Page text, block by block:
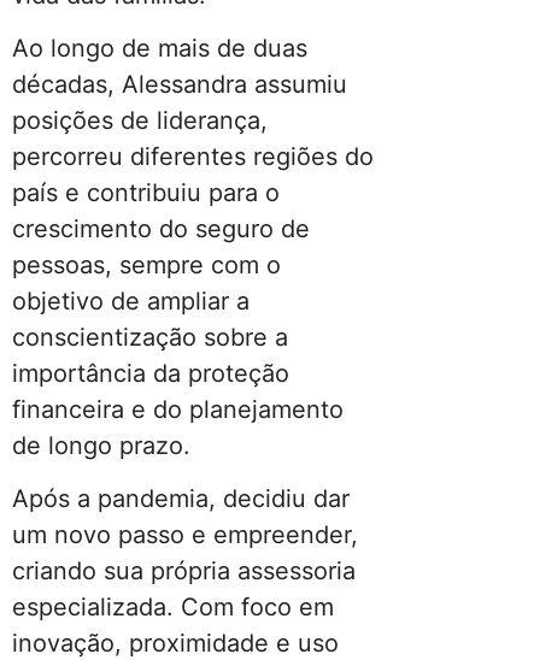
Ao longo de mais de duas
décadas, Alessandra assumiu
posições de liderança,
percorreu diferentes regiões do
país e contribuiu para o
crescimento do seguro de
pessoas, sempre com o
objetivo de ampliar a
conscientização sobre a
importância da proteção
financeira e do planejamento
de longo prazo.
Após a pandemia, decidiu dar
um novo passo e empreender,
criando sua própria assessoria
especializada. Com foco em
inovação, proximidade e uso